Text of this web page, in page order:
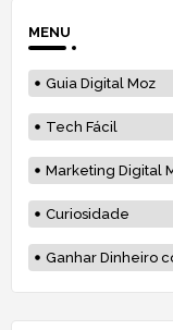
MENU
Guia Digital Moz
Tech Fácil
Marketing Digital
Curiosidade
Ganhar Dinheiro com Blog